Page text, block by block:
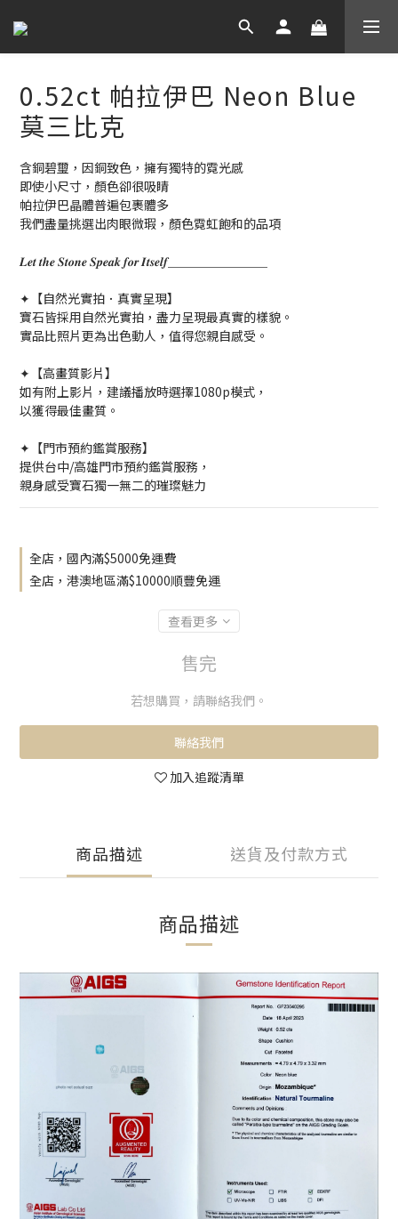
0.52ct 帕拉伊巴 Neon Blue
莫三比克
含銅碧璽，因銅致色，擁有獨特的霓光感
即使小尺寸，顏色卻很吸睛
帕拉伊巴晶體普遍包裹體多
我們盡量挑選出肉眼微瑕，顏色霓虹飽和的品項
𝑳𝒆𝒕 𝒕𝒉𝒆 𝑺𝒕𝒐𝒏𝒆 𝑺𝒑𝒆𝒂𝒌 𝒇𝒐𝒓 𝑰𝒕𝒔𝒆𝒍𝒇＿＿＿＿＿＿＿＿
✦【自然光實拍．真實呈現】
寶石皆採用自然光實拍，盡力呈現最真實的樣貌。
實品比照片更為出色動人，值得您親自感受。
✦【高畫質影片】
如有附上影片，建議播放時選擇1080p模式，
以獲得最佳畫質。
✦【門市預約鑑賞服務】
提供台中/高雄門市預約鑑賞服務，
親身感受寶石獨一無二的璀璨魅力
全店，國內滿$5000免運費
全店，港澳地區滿$10000順豐免運
查看更多
售完
若想購買，請聯絡我們。
聯絡我們
加入追蹤清單
商品描述 送貨及付款方式
商品描述